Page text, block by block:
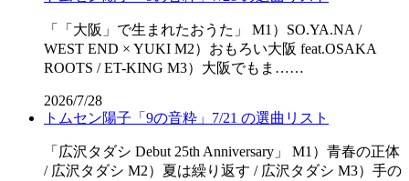
「「⼤阪」で⽣まれたおうた」 M1）SO.YA.NA /
WEST END × YUKI M2）おもろい大阪 feat.OSAKA
ROOTS / ET-KING M3）大阪でもま……
2026/7/28
トムセン陽子「9の音粋」7/21 の選曲リスト
「広沢タダシ Debut 25th Anniversary」 M1）青春の正体
/ 広沢タダシ M2）夏は繰り返す / 広沢タダシ M3）手の